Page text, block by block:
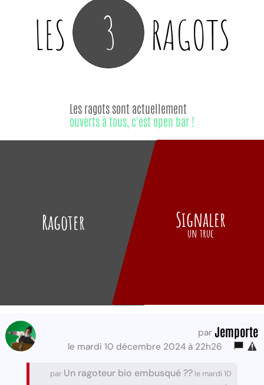
LES 3 RAGOTS
Ragoter
Les ragots sont actuellement
ouverts à tous, c'est open bar !
Signaler
un truc
par Jemporte
le mardi 10 décembre 2024 à 22h26
par Un ragoteur bio embusqué ?? le mardi 10